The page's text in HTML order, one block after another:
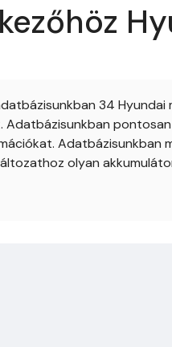
34
Adatbázisunkban
olyan